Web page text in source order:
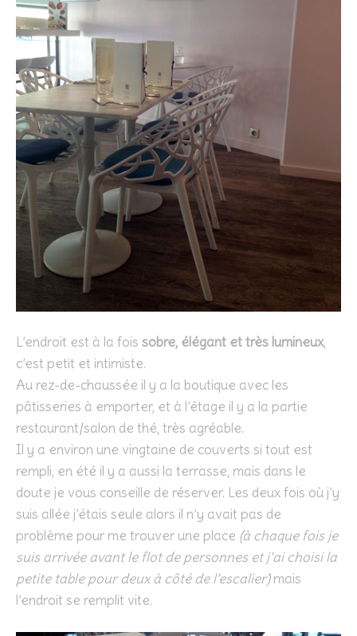
L’endroit est à la fois sobre, élégant et très lumineux,
c’est petit et intimiste.
Au rez-de-chaussée il y a la boutique avec les
pâtisseries à emporter, et à l’étage il y a la partie
restaurant/salon de thé, très agréable.
Il y a environ une vingtaine de couverts si tout est
rempli, en été il y a aussi la terrasse, mais dans le
doute je vous conseille de réserver. Les deux fois où j’y
suis allée j’étais seule alors il n’y avait pas de
problème pour me trouver une place (à chaque fois je
suis arrivée avant le flot de personnes et j’ai choisi la
petite table pour deux à côté de l’escalier)mais
l’endroit se remplit vite.